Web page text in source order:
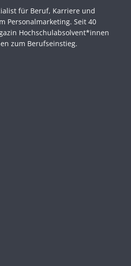
für Beruf, Karriere und
Personal­marketing. Seit 40
Hochschul­absolvent*innen
zum Berufseinstieg.